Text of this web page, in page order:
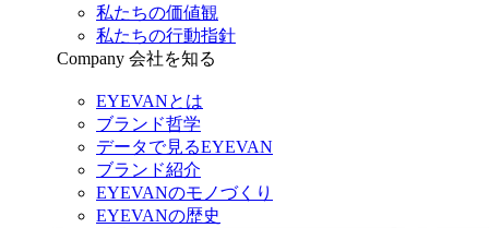
私たちの価値観
私たちの行動指針
Company 会社を知る
EYEVANとは
ブランド哲学
データで見るEYEVAN
ブランド紹介
EYEVANのモノづくり
EYEVANの歴史